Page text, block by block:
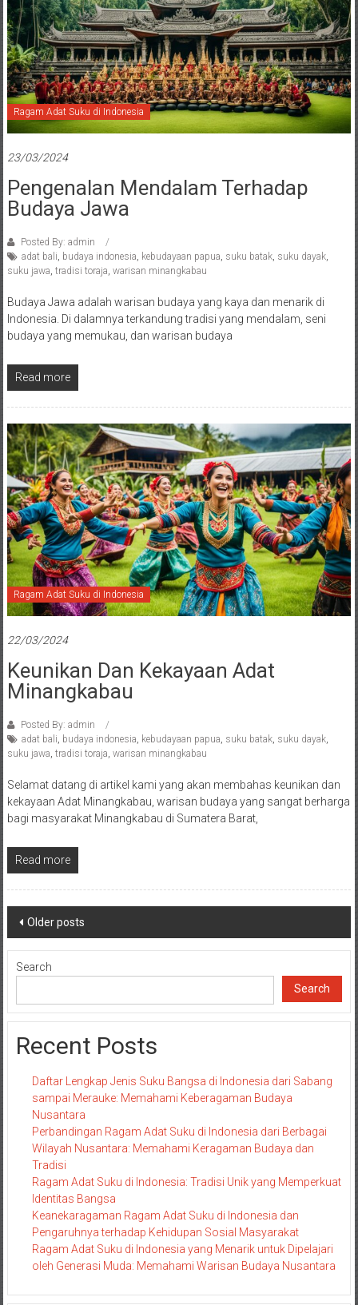
Ragam Adat Suku di Indonesia
23/03/2024
Pengenalan Mendalam Terhadap
Budaya Jawa
Posted By: admin
adat bali, budaya indonesia, kebudayaan papua, suku batak, suku dayak,
suku jawa, tradisi toraja, warisan minangkabau
Budaya Jawa adalah warisan budaya yang kaya dan menarik di
Indonesia. Di dalamnya terkandung tradisi yang mendalam, seni
budaya yang memukau, dan warisan budaya
Read more
Ragam Adat Suku di Indonesia
22/03/2024
Keunikan Dan Kekayaan Adat
Minangkabau
Posted By: admin
adat bali, budaya indonesia, kebudayaan papua, suku batak, suku dayak,
suku jawa, tradisi toraja, warisan minangkabau
Selamat datang di artikel kami yang akan membahas keunikan dan
kekayaan Adat Minangkabau, warisan budaya yang sangat berharga
bagi masyarakat Minangkabau di Sumatera Barat,
Read more
Posts
navigation
Older posts
Search
Search
Recent Posts
Daftar Lengkap Jenis Suku Bangsa di Indonesia dari Sabang
sampai Merauke: Memahami Keberagaman Budaya
Nusantara
Perbandingan Ragam Adat Suku di Indonesia dari Berbagai
Wilayah Nusantara: Memahami Keragaman Budaya dan
Tradisi
Ragam Adat Suku di Indonesia: Tradisi Unik yang Memperkuat
Identitas Bangsa
Keanekaragaman Ragam Adat Suku di Indonesia dan
Pengaruhnya terhadap Kehidupan Sosial Masyarakat
Ragam Adat Suku di Indonesia yang Menarik untuk Dipelajari
oleh Generasi Muda: Memahami Warisan Budaya Nusantara